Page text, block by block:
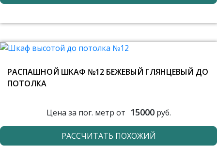
РАСПАШНОЙ ШКАФ №12 БЕЖЕВЫЙ ГЛЯНЦЕВЫЙ ДО
ПОТОЛКА
Цена за пог. метр от 15000руб.
РАССЧИТАТЬ ПОХОЖИЙ